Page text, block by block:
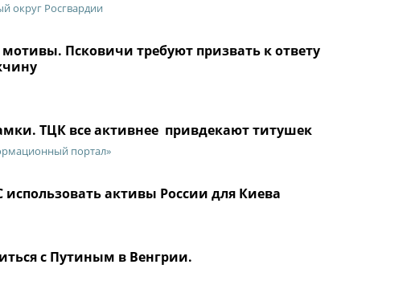
округ Росгвардии
Псковичи требуют призвать к ответу
ТЦК все активнее привдекают титушек
портал»
активы России для Киева
с Путиным в Венгрии.